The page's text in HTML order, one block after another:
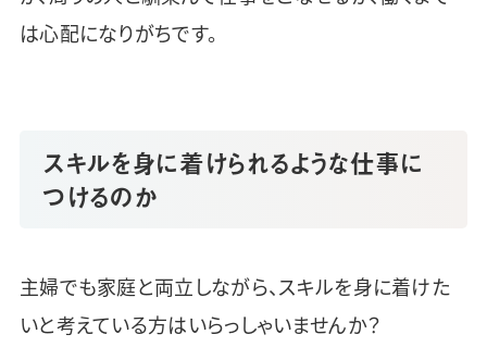
は心配になりがちです。
スキルを身に着けられるような仕事に
つけるのか
主婦でも家庭と両立しながら、スキルを身に着けた
いと考えている方はいらっしゃいませんか？